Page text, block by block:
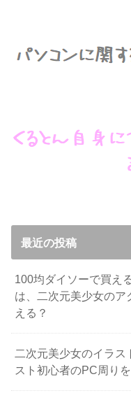
最近の投稿
100均ダイソーで買え
は、二次元美少女のア
える？
二次元美少女のイラス
スト初心者のPC周り